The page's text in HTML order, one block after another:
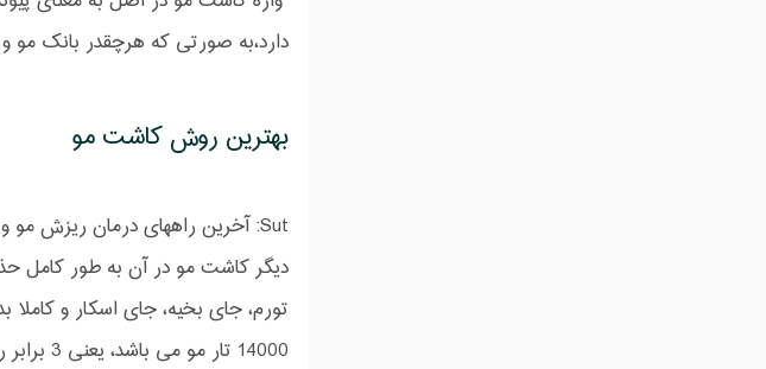
دارد،به صورتی که هرچقدر بانک
بهترین روش کاشت مو
دیگر کاشت مو در آن به طور کامل
تورم، جای بخیه، جای اسکار و
14000 تار مو می باشد، یعنی 3 برابر روشهای futوfit است.